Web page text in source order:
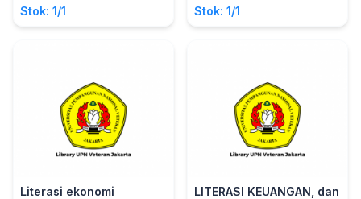
Stok: 1/1 Stok: 1/1
Literasi ekonomi
LITERASI KEUANGAN, dan